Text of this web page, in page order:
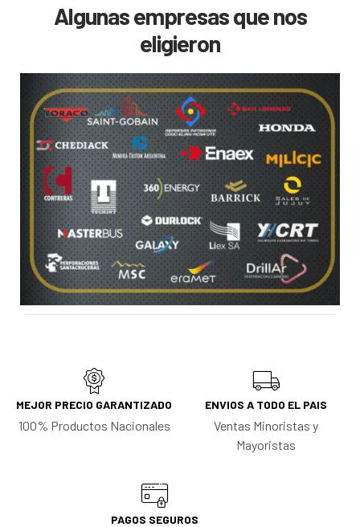
Algunas empresas que nos
eligieron
MEJOR PRECIO GARANTIZADO
100% Productos Nacionales
ENVIOS A TODO EL PAIS
Ventas Minoristas y
Mayoristas
PAGOS SEGUROS